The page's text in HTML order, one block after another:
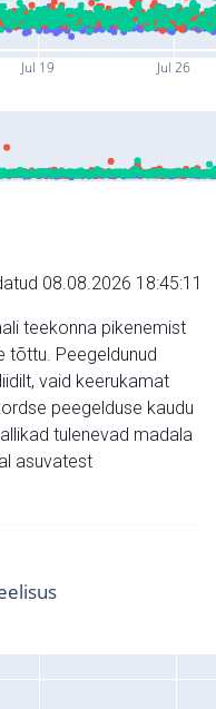
Jul 19 Jul 26
08.08.2026 18:45:11
teekonna pikenemist
tõttu. Peegeldunud
vaid keerukamat
peegelduse kaudu
tulenevad madala
asuvatest